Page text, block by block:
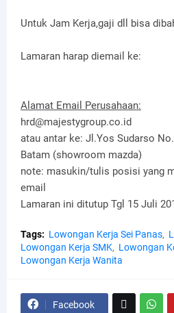
Untuk Jam Kerja,gaji dll bisa
Lamaran harap diemail ke:
Alamat Email Perusahaan:
hrd@majestygroup.co.id
atau antar ke: Jl.Yos Sudarso
Batam (showroom mazda)
note: masukin/tulis posisi yang
email
Lamaran ini ditutup Tgl 15 Juli
Tags: Lowongan Kerja Sei Panas
Lowongan Kerja SMK
Lowongan
Lowongan Kerja Wanita
Facebook